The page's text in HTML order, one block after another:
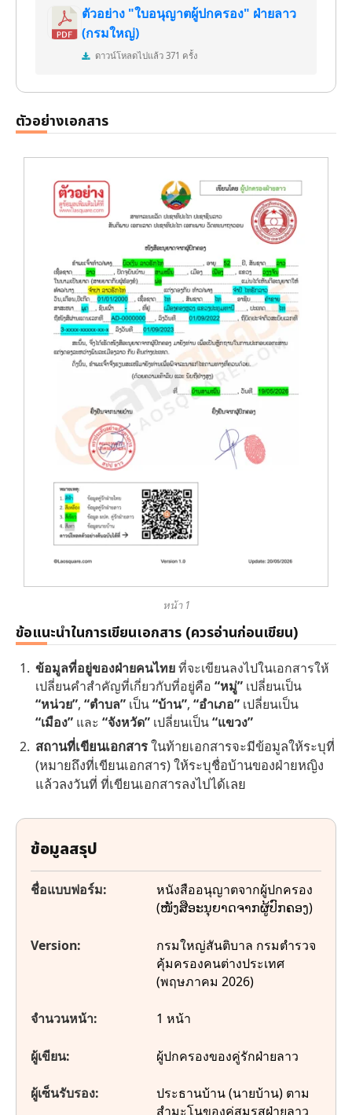
ตัวอย่าง "ใบอนุญาตผู้ปกครอง" ฝ่ายลาว
(กรมใหญ่)
ดาวน์โหลดไปแล้ว 371 ครั้ง
ตัวอย่างเอกสาร
หน้า 1
ข้อแนะนำในการเขียนเอกสาร (ควรอ่านก่อนเขียน)
ข้อมูลที่อยู่ของฝ่ายคนไทยที่จะเขียนลงไปในเอกสารให้
เปลี่ยนคำสำคัญที่เกี่ยวกับที่อยู่คือ “หมู่” เปลี่ยนเป็น
“หน่วย”, “ตำบล” เป็น“บ้าน”, “อำเภอ” เปลี่ยนเป็น
“เมือง” และ “จังหวัด” เปลี่ยนเป็น“แขวง”
สถานที่เขียนเอกสารในท้ายเอกสารจะมีข้อมูลให้ระบุที่
(หมายถึงที่เขียนเอกสาร) ให้ระบุชื่อบ้านของฝ่ายหญิง
แล้วลงวันที่ ที่เขียนเอกสารลงไปได้เลย
ข้อมูลสรุป
ชื่อแบบฟอร์ม:
หนังสืออนุญาตจากผู้ปกครอง
(ໜັງສືອະນຸຍາດຈາກຜູ້ປົກຄອງ)
Version:
กรมใหญ่สันติบาล กรมตำรวจ
คุ้มครองคนต่างประเทศ
(พฤษภาคม 2026)
จำนวนหน้า: 1 หน้า
ผู้เขียน: ผู้ปกครองของคู่รักฝ่ายลาว
ผู้เซ็นรับรอง:
ประธานบ้าน (นายบ้าน) ตาม
สำมะโนของคู่สมรสฝ่ายลาว